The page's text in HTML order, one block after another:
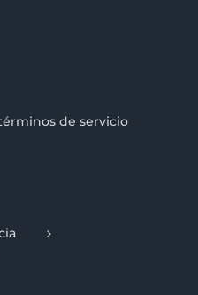
de servicio